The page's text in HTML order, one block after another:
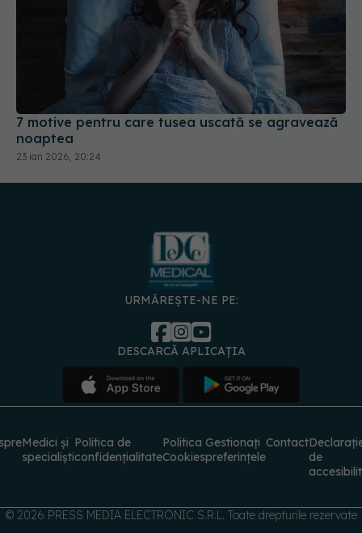
7 motive pentru care tusea uscată se agravează
noaptea
23 ian 2026, 20:24
URMĂREȘTE-NE PE:
DESCARCĂ APLICAȚIA
Medici și
specialiști
Politica de
confidențialitate
Politica
Cookies
Gestionați
preferințele
Contact
de
© 2026 PRESS MEDIA ELECTRONIC S.R.L. Toate drepturile rezervate